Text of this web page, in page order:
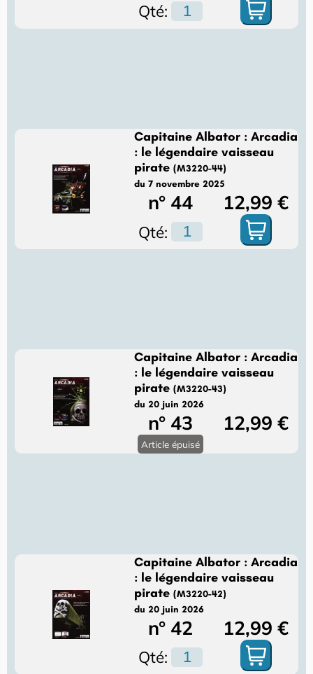
Qté:
Capitaine Albator : Arcadia
: le légendaire vaisseau
pirate(M3220-44)
du 7 novembre 2025
n° 44 12,99 €
Qté:
Capitaine Albator : Arcadia
: le légendaire vaisseau
pirate(M3220-43)
du 20 juin 2026
n° 43 12,99 €
Article épuisé
Capitaine Albator : Arcadia
: le légendaire vaisseau
pirate(M3220-42)
du 20 juin 2026
n° 42 12,99 €
Qté: